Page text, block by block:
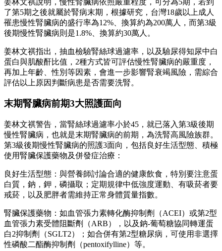
了第5期之後就屬於腎病末期，根據研究，台灣18歲以上成人
罹患慢性腎臟病的盛行率為12%、換算約為200萬人，而第3級
後期慢性腎臟病則是1.8%、換算約30萬人。
姜林文祺指出，抽血檢驗腎絲球過濾率，以及驗尿得知尿中白
蛋白與肌酸酐比值，2種方式皆可評估慢性腎臟病的嚴重度，
再加上年齡、性別等因素，會進一步影響腎衰竭風險，需綜合
評估以上原因判斷病患是否需要洗腎。
末期腎臟病前期3大照護面向
姜林文祺警告，當腎絲球過濾率小於45，就已落入第3級後期
慢性腎臟病，也就是末期腎臟病的前期，為洗腎高風險族群。
第3級後期慢性腎臟病的照護3面向，包括良好生活型態、積極
使用腎臟保護藥物及併發症治療：
良好生活型態：與營養師討論合適的健康飲食，特別要注意蛋
白質，鈉，鉀，磷攝取；定期規律中低強度運動、有吸菸者要
戒菸，以及肥胖者需維持正常身體質量指數。
腎臟保護藥物：如血管張力素轉化酶抑制劑（ACEI）或第2型
血管張力素受體阻斷劑（ARB），以及鈉-葡萄糖協同轉運蛋
白2抑制劑（SGLT2）；如合併有第2型糖尿病，可使用非選擇
性磷酸二酯酶抑制劑（pentoxifylline）等。